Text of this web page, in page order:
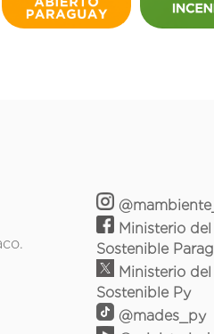
Ministerio del
Sostenible
Ministerio
Sostenible Py
@mades_py